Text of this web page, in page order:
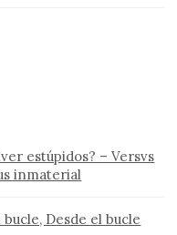
estúpidos? – Versvs
inmaterial
Desde el bucle